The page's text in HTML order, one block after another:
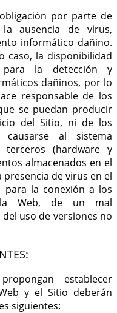
por parte de
la ausencia de virus,
informático dañino.
caso, la disponibilidad
para la detección y
dañinos, por lo
responsable de los
se puedan producir
del Sitio, ni de los
al sistema
(hardware y
almacenados en el
de virus en el
la conexión a los
Web, de un mal
uso de versiones no
establecer
y el Sitio deberán
siguientes: